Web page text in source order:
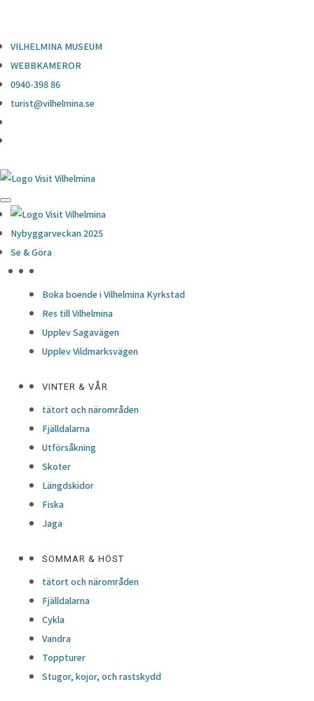
VILHELMINA MUSEUM
WEBBKAMEROR
0940-398 86
turist@vilhelmina.se
Nybyggarveckan 2025
Se & Göra
Boka boende i Vilhelmina Kyrkstad
Res till Vilhelmina
Upplev Sagavägen
Upplev Vildmarksvägen
VINTER & VÅR
tätort och närområden
Fjälldalarna
Utförsåkning
Skoter
Längdskidor
Fiska
Jaga
SOMMAR & HÖST
tätort och närområden
Fjälldalarna
Cykla
Vandra
Toppturer
Stugor, kojor, och rastskydd